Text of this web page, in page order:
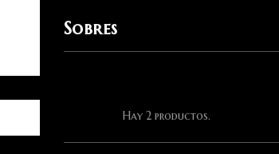
Sobres
Hay 2 productos.